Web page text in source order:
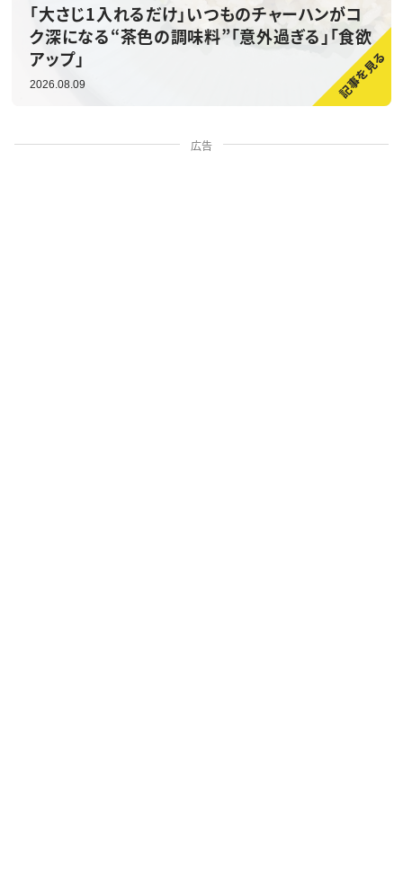
「大さじ1入れるだけ」いつものチャーハンがコ
ク深になる“茶色の調味料”「意外過ぎる」「食欲
アップ」
2026.08.09
広告